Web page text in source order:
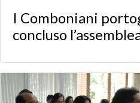
I Comboniani
concluso